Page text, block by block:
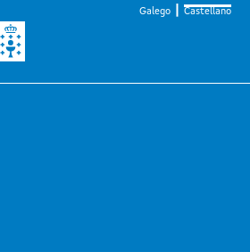
Galego Castellano